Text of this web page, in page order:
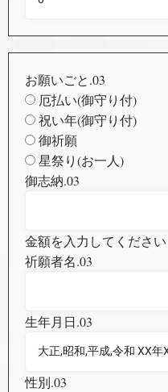
お願いごと.03
厄払い(御守り付)
祝い年(御守り付)
御祈願
星祭り(お一人)
御志納.03
金額を入力してください
祈願者名.03
生年月日.03
性別.03